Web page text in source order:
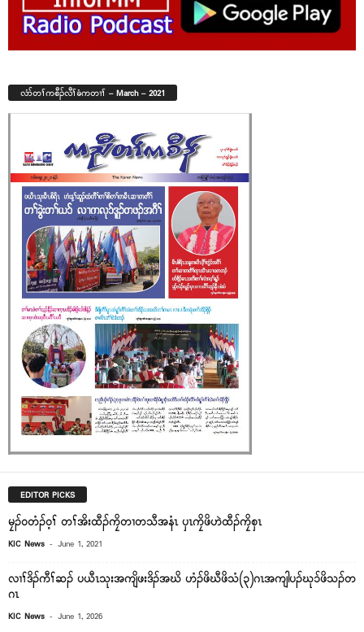
လံာ်တၢ်ကစီၣ်လီၢ်ခံကတၢၢ် – March – 2021
EDITOR PICKS
မၠၣ်၀တံၣ်၀့ၢ် တၢ်အိးထီၣ်ကၠိတၢတသီအနံၤ ၦၤကၠိဖိဟဲထီၣ်ကၠိစှၤ
KIC News - June 1, 2021
လၢၢ်ဒိၣ်ကီၢ်ဆၣ် ပယီၤသုးအကျိဖးဒိၣ်အဃိ ဟံၣ်ဖိဃီဖိသံ(၃)ဂၤအကျါပၣ်ဃုၥ်ဖိသၣ်တ
ဂၤ
KIC News - June 1, 2026